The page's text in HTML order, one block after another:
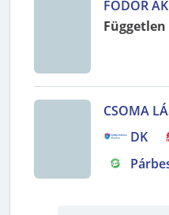
FODOR
Független
CSOMA
DK